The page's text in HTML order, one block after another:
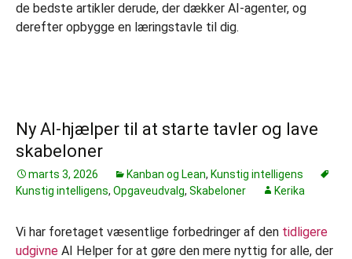
de bedste artikler derude, der dækker AI-agenter, og
derefter opbygge en læringstavle til dig.
Ny AI-hjælper til at starte tavler og lave
skabeloner
marts 3, 2026 Kanban og Lean, Kunstig intelligens
Kunstig intelligens, Opgaveudvalg, Skabeloner Kerika
Vi har foretaget væsentlige forbedringer af den tidligere
udgivne AI Helper for at gøre den mere nyttig for alle, der